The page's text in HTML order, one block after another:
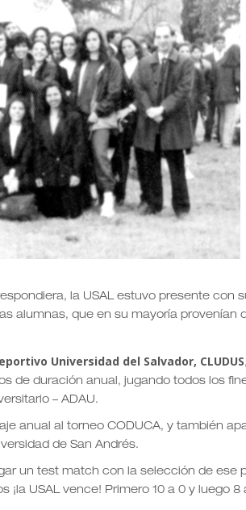
la USAL estuvo presente con
alumnas, que en su mayoría provenían
Universidad del Salvador, CLUDUS
de duración anual, jugando todos los
– ADAU.
anual al torneo CODUCA, y también
de San Andrés.
un test match con la selección de ese
USAL vence! Primero 10 a 0 y luego 8